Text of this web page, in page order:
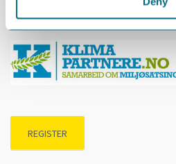
Gratis lunsj er inkludert.
REGISTER